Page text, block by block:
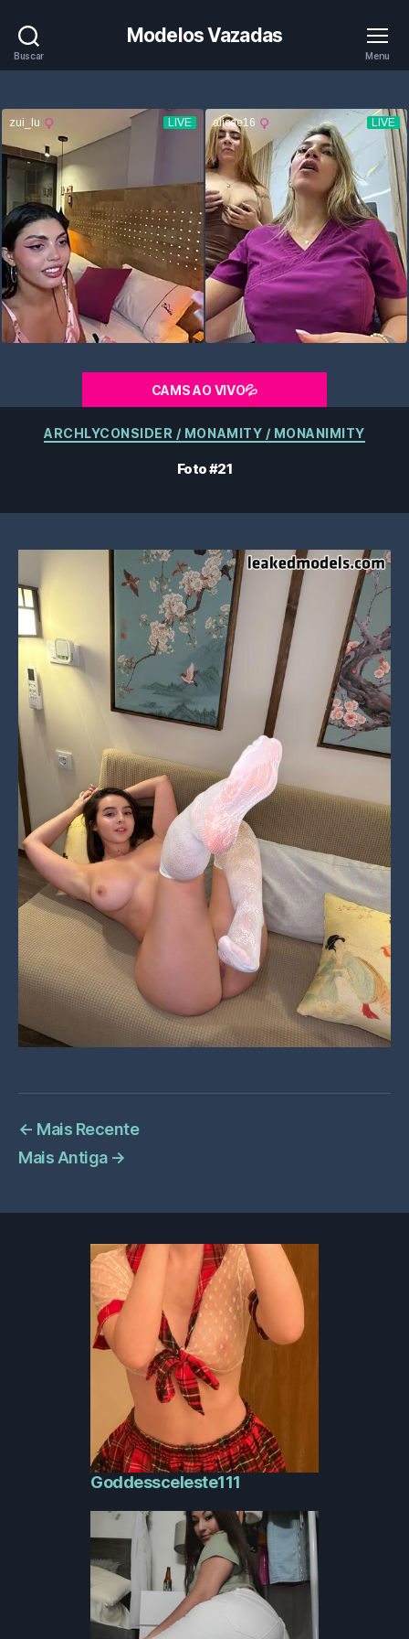
Buscar
Modelos Vazadas
Menu
CAMS AO VIVO💦
Categorias
ARCHLYCONSIDER / MONAMITY / MONANIMITY
Foto #21
← Mais Recente
Mais Antiga →
Goddessceleste111